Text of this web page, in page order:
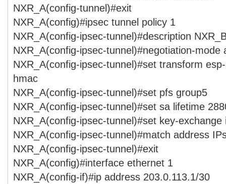
NXR_A(config-tunnel)#exit
NXR_A(config)#ipsec tunnel policy 1
NXR_A(config-ipsec-tunnel)#description
NXR_A(config-ipsec-tunnel)#negotiation-mode
NXR_A(config-ipsec-tunnel)#set transform
hmac
NXR_A(config-ipsec-tunnel)#set pfs group5
NXR_A(config-ipsec-tunnel)#set sa lifetime
NXR_A(config-ipsec-tunnel)#set key-exchange
NXR_A(config-ipsec-tunnel)#match address
NXR_A(config-ipsec-tunnel)#exit
NXR_A(config)#interface ethernet 1
NXR_A(config-if)#ip address 203.0.113.1/30